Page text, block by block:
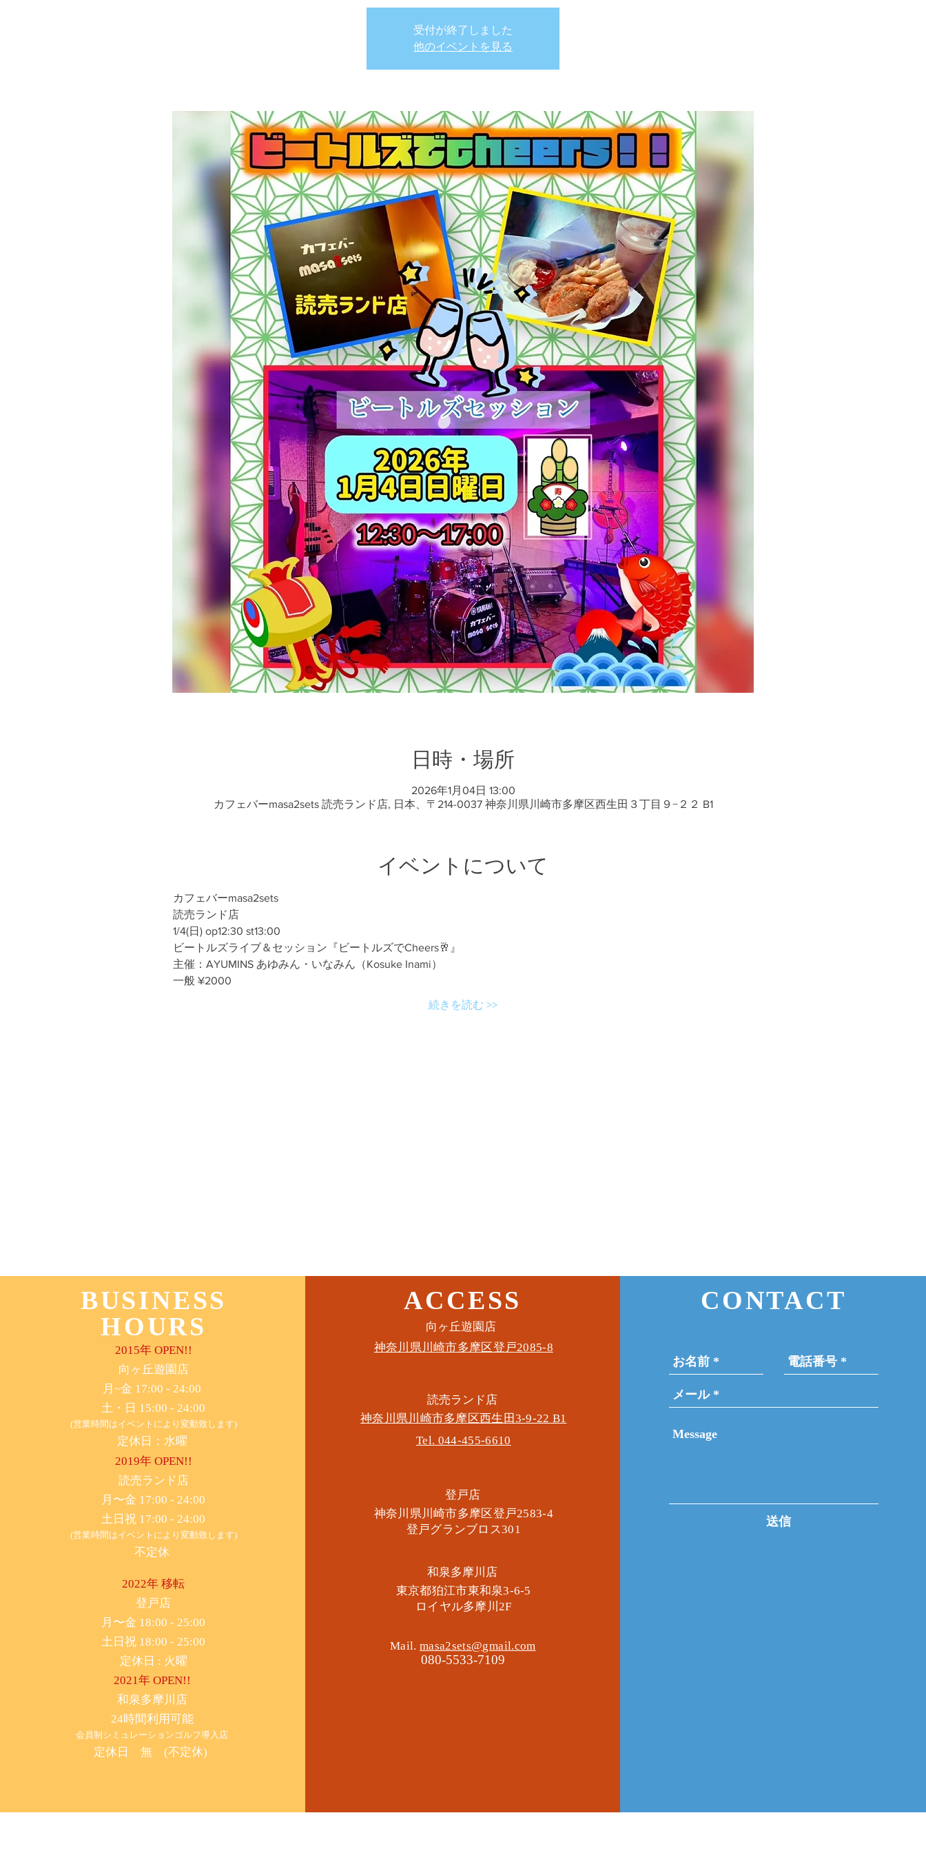
受付が終了しました
他のイベントを見る
日時・場所
2026年1月04日 13:00
カフェバーmasa2sets 読売ランド店, 日本、〒214-0037 神奈川県川崎市多摩区西生田３丁目９−２２ B1
イベントについて
カフェバーmasa2sets
読売ランド店
1/4(日) op12:30 st13:00
ビートルズライブ＆セッション『ビートルズでCheers🥂』
主催：AYUMINS あゆみん・いなみん（Kosuke Inami）
一般 ¥2000
続きを読む >>
このイベントをシェア
BUSINESS
HOURS
2015年 OPEN!!
​向ヶ丘遊園店
月~金 17:00 - 24:00
土・日 15:00 - 24:00
(営業時間はイベントにより変動致します)
定休日：水曜
2019年 OPEN!!
​読売ランド店
月〜金 17:00 - 24:00
土日祝 17:00 - 24:00
(営業時間はイベントにより変動致します)
不定休
2022年 移転
​登戸店
月〜金 18:00 - 25:00
土日祝 18:00 - 25:00
​定休日 : 火曜
2021年 OPEN!!
​和泉多摩川店
24時間利用可能
​会員制シミュレーションゴルフ導入店
定休日 無 (不定休)
ACCESS
​向ヶ丘遊園店
神奈川県川崎市多摩区​登戸2085-8
​読売ランド店
神奈川県川崎市多摩区​西生田3-9-22 B1
Tel. 044-455-6610
​登戸店
神奈川県川崎市多摩区​登戸2583-4
​登戸グランブロス301
​和泉多摩川店
東京都狛江市東和泉3-6-5
​ロイヤル多摩川2F
Mail.masa2sets@gmail.com
080-5533-7109
CONTACT
送信